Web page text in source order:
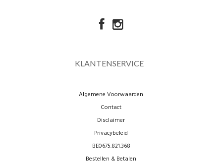
KLANTENSERVICE
Algemene Voorwaarden
Contact
Disclaimer
Privacybeleid
BE0675.821.368
Bestellen & Betalen